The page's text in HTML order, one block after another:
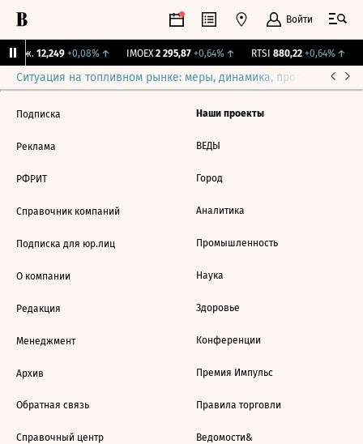
Войти
Бирж. 12,249 +0,08%↑ IMOEX 2 295,87 +0,64%↑ RTSI 880,22 +0,64%↑
Ситуация на топливном рынке: меры, динамика, прогнозы
Подписка
Реклама
РФРИТ
Справочник компаний
Подписка для юр.лиц
О компании
Редакция
Менеджмент
Архив
Обратная связь
Справочный центр
Наши проекты
ВЕДЫ
Город
Аналитика
Промышленность
Наука
Здоровье
Конференции
Премия Импульс
Правила торговли
Ведомости&